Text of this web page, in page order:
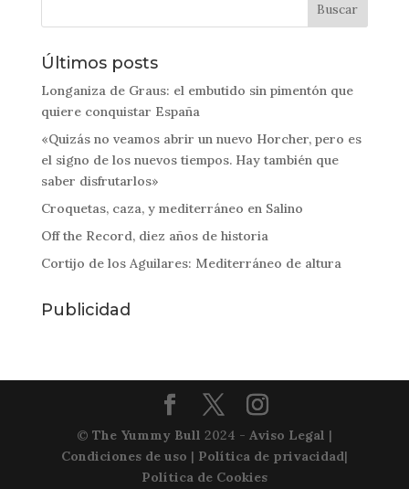
Últimos posts
Longaniza de Graus: el embutido sin pimentón que
quiere conquistar España
«Quizás no veamos abrir un nuevo Horcher, pero es
el signo de los nuevos tiempos. Hay también que
saber disfrutarlos»
Croquetas, caza, y mediterráneo en Salino
Off the Record, diez años de historia
Cortijo de los Aguilares: Mediterráneo de altura
Publicidad
© The Yummy Bull 2024 - Aviso Legal |
Condiciones de uso | Política de privacidad|
Política de Cookies